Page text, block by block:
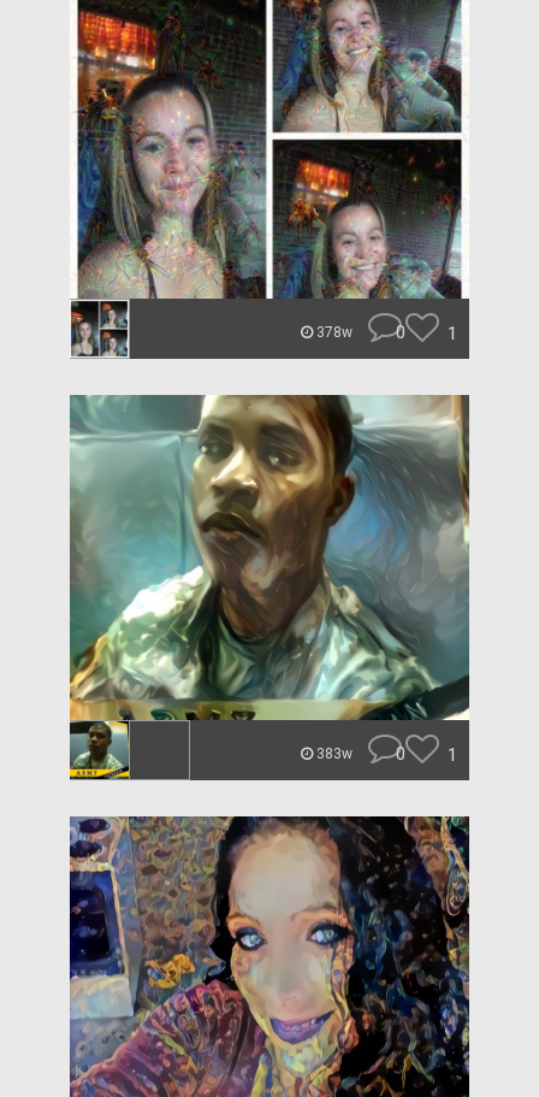
378w 0 1
383w 0 1